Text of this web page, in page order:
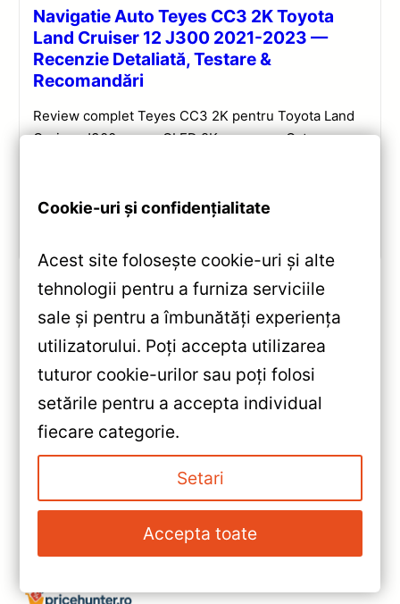
Navigatie Auto Teyes CC3 2K Toyota
Land Cruiser 12 J300 2021-2023 —
Recenzie Detaliată, Testare &
Recomandări
Review complet Teyes CC3 2K pentru Toyota Land
Cruiser J300: ecran QLED 2K, procesor Octa-core
«Navigatie Lux One 360° T’EYES
Honda CR-V 4 (2011-2016) —
Caracteristici, Păreri & Preț
Actualizat
Navigatie Auto Teyes CC3L 9″
IPS 2+32GB pentru Ford F150
(2009-2014) — Recenzie
Detaliată, Testare &
Recomandări
Cookie-uri și confidențialitate
Acest site folosește cookie-uri și alte
tehnologii pentru a furniza serviciile
sale și pentru a îmbunătăți experiența
utilizatorului. Poți accepta utilizarea
tuturor cookie-urilor sau poți folosi
setările pentru a accepta individual
fiecare categorie.
Setari
Accepta toate